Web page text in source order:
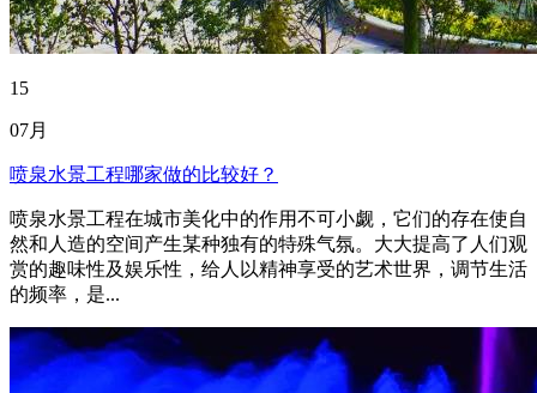
15
07月
喷泉水景工程哪家做的比较好？
喷泉水景工程在城市美化中的作用不可小觑，它们的存在使自
然和人造的空间产生某种独有的特殊气氛。大大提高了人们观
赏的趣味性及娱乐性，给人以精神享受的艺术世界，调节生活
的频率，是...